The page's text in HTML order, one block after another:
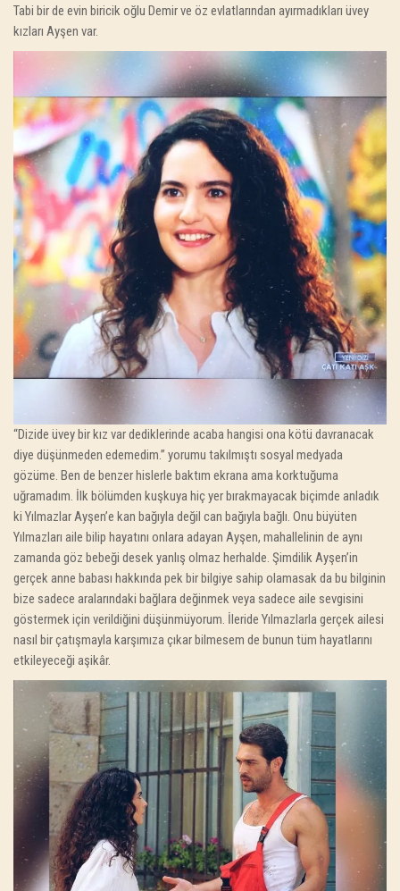
Tabi bir de evin biricik oğlu Demir ve öz evlatlarından ayırmadıkları üvey
kızları Ayşen var.
“Dizide üvey bir kız var dediklerinde acaba hangisi ona kötü davranacak
diye düşünmeden edemedim.” yorumu takılmıştı sosyal medyada
gözüme. Ben de benzer hislerle baktım ekrana ama korktuğuma
uğramadım. İlk bölümden kuşkuya hiç yer bırakmayacak biçimde anladık
ki Yılmazlar Ayşen’e kan bağıyla değil can bağıyla bağlı. Onu büyüten
Yılmazları aile bilip hayatını onlara adayan Ayşen, mahallelinin de aynı
zamanda göz bebeği desek yanlış olmaz herhalde. Şimdilik Ayşen’in
gerçek anne babası hakkında pek bir bilgiye sahip olamasak da bu bilginin
bize sadece aralarındaki bağlara değinmek veya sadece aile sevgisini
göstermek için verildiğini düşünmüyorum. İleride Yılmazlarla gerçek ailesi
nasıl bir çatışmayla karşımıza çıkar bilmesem de bunun tüm hayatlarını
etkileyeceği aşikâr.